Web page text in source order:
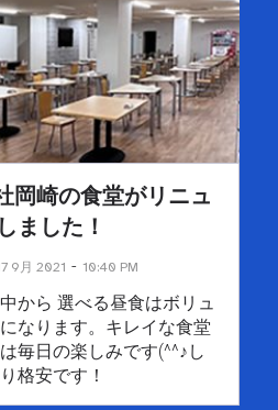
岡崎の⾷堂がリニュ
ました！
9月 2021 - 10:40 PM
から 選べる昼⾷はボリュ
なります。キレイな⾷堂
毎⽇の楽しみです(^^♪し
格安です！